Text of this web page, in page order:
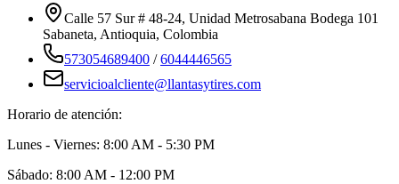
Calle 57 Sur # 48-24, Unidad Metrosabana Bodega 101
Sabaneta, Antioquia, Colombia
573054689400 /6044446565
servicioalcliente@llantasytires.com
Horario de atención:
Lunes - Viernes: 8:00 AM - 5:30 PM
Sábado: 8:00 AM - 12:00 PM